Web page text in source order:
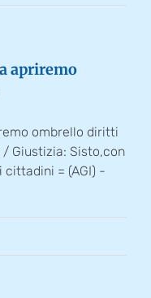
apriremo
ombrello diritti
/ Giustizia: Sisto,con
= (AGI) -